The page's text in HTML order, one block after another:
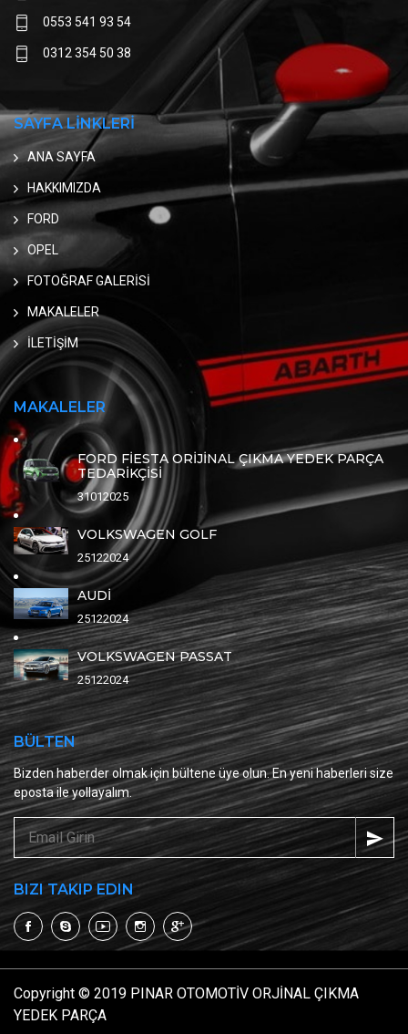
0553 541 93 54
0312 354 50 38
SAYFA LİNKLERİ
ANA SAYFA
HAKKIMIZDA
FORD
OPEL
FOTOĞRAF GALERİSİ
MAKALELER
İLETİŞİM
MAKALELER
FORD FİESTA ORİJİNAL ÇIKMA YEDEK PARÇA
TEDARİKÇİSİ
31012025
VOLKSWAGEN GOLF
25122024
AUDİ
25122024
VOLKSWAGEN PASSAT
25122024
BÜLTEN
Bizden haberder olmak için bültene üye olun. En yeni haberleri size
eposta ile yollayalım.
BIZI TAKIP EDIN
Copyright © 2019 PINAR OTOMOTİV ORJİNAL ÇIKMA
YEDEK PARÇA